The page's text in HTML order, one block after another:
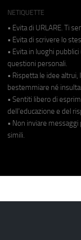
NETIQUETTE
• Evita di URLARE. Ti
• Evita di scrivere lo
• Evita in luoghi
questioni personali.
• Rispetta le idee
bestemmiare né
• Sentiti libero di
dell'educazione e del
• Non inviare
simili.